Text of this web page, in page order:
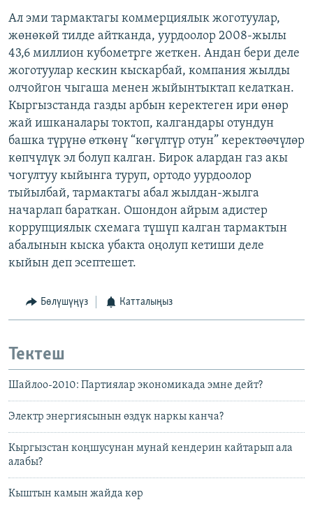
Ал эми тармактагы коммерциялык жоготуулар,
жөнөкөй тилде айтканда, уурдоолор 2008-жылы
43,6 миллион кубометрге жеткен. Андан бери деле
жоготуулар кескин кыскарбай, компания жылды
олчойгон чыгаша менен жыйынтыктап келаткан.
Кыргызстанда газды арбын керектеген ири өнөр
жай ишканалары токтоп, калгандары отундун
башка түрүнө өткөнү “көгүлтүр отун” керектөөчүлөр
көпчүлүк эл болуп калган. Бирок алардан газ акы
чогултуу кыйынга туруп, ортодо уурдоолор
тыйылбай, тармактагы абал жылдан-жылга
начарлап бараткан. Ошондон айрым адистер
коррупциялык схемага түшүп калган тармактын
абалынын кыска убакта оңолуп кетиши деле
кыйын деп эсептешет.
Бөлүшүңүз Катталыңыз
Тектеш
Шайлоо-2010: Партиялар экономикада эмне дейт?
Электр энергиясынын өздүк наркы канча?
Кыргызстан коңшусунан мунай кендерин кайтарып ала
алабы?
Кыштын камын жайда көр